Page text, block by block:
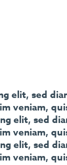
elit, sed
veniam,
elit, sed
veniam,
elit, sed
veniam,